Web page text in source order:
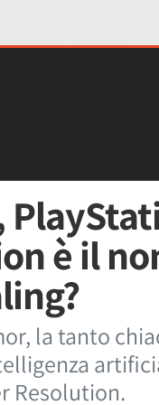
è il
la tanto
Resolution.